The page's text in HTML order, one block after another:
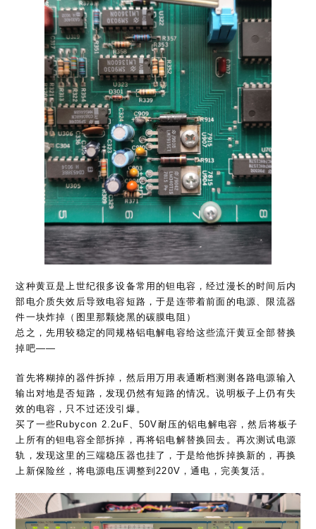
这种黄豆是上世纪很多设备常用的钽电容，经过漫长的时间后内
部电介质失效后导致电容短路，于是连带着前面的电源、限流器
件一块炸掉（图里那颗烧黑的碳膜电阻）
总之，先用较稳定的同规格铝电解电容给这些流汗黄豆全部替换
掉吧——
首先将糊掉的器件拆掉，然后用万用表通断档测测各路电源输入
输出对地是否短路，发现仍然有短路的情况。说明板子上仍有失
效的电容，只不过还没引爆。
买了一些Rubycon 2.2uF、50V耐压的铝电解电容，然后将板子
上所有的钽电容全部拆掉，再将铝电解替换回去。再次测试电源
轨，发现这里的三端稳压器也挂了，于是给他拆掉换新的，再换
上新保险丝，将电源电压调整到220V，通电，完美复活。